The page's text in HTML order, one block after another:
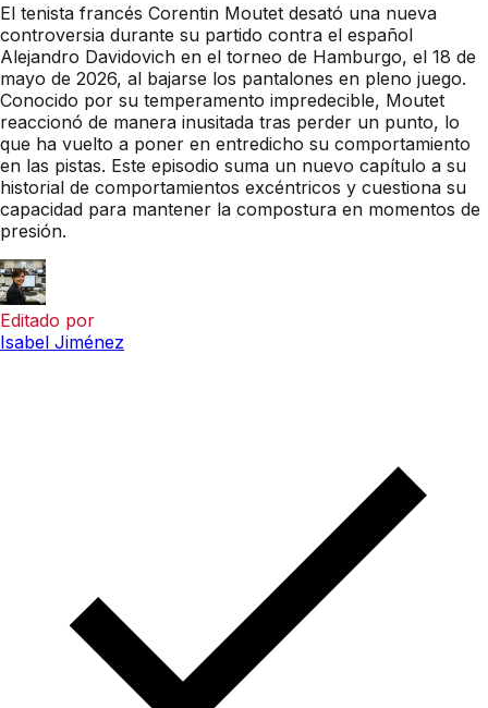
El tenista francés Corentin Moutet desató una nueva
controversia durante su partido contra el español
Alejandro Davidovich en el torneo de Hamburgo, el 18 de
mayo de 2026, al bajarse los pantalones en pleno juego.
Conocido por su temperamento impredecible, Moutet
reaccionó de manera inusitada tras perder un punto, lo
que ha vuelto a poner en entredicho su comportamiento
en las pistas. Este episodio suma un nuevo capítulo a su
historial de comportamientos excéntricos y cuestiona su
capacidad para mantener la compostura en momentos de
presión.
Editado por
Isabel Jiménez